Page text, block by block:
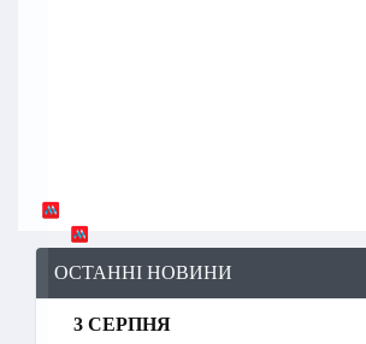
ОСТАННІ НОВИНИ
3 СЕРПНЯ